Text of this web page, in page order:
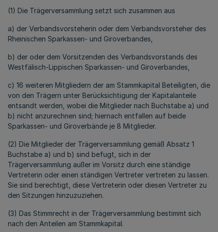
(1) Die Trägerversammlung setzt sich zusammen aus
a) der Verbandsvorsteherin oder dem Verbandsvorsteher des
Rheinischen Sparkassen- und Giroverbandes,
b) der oder dem Vorsitzenden des Verbandsvorstands des
Westfälisch-Lippischen Sparkassen- und Giroverbandes,
c) 16 weiteren Mitgliedern der am Stammkapital Beteiligten, die
von den Trägern unter Berücksichtigung der Kapitalanteile
entsandt werden, wobei die Mitglieder nach Buchstabe a) und
b) nicht anzurechnen sind; hiernach entfallen auf beide
Sparkassen- und Giroverbände je 8 Mitglieder.
(2) Die Mitglieder der Trägerversammlung gemäß Absatz 1
Buchstabe a) und b) sind befugt, sich in der
Trägerversammlung außer im Vorsitz durch eine ständige
Vertreterin oder einen ständigen Vertreter vertreten zu lassen.
Sie sind berechtigt, diese Vertreterin oder diesen Vertreter zu
den Sitzungen hinzuzuziehen.
(3) Das Stimmrecht in der Trägerversammlung bestimmt sich
nach den Anteilen am Stammkapital.